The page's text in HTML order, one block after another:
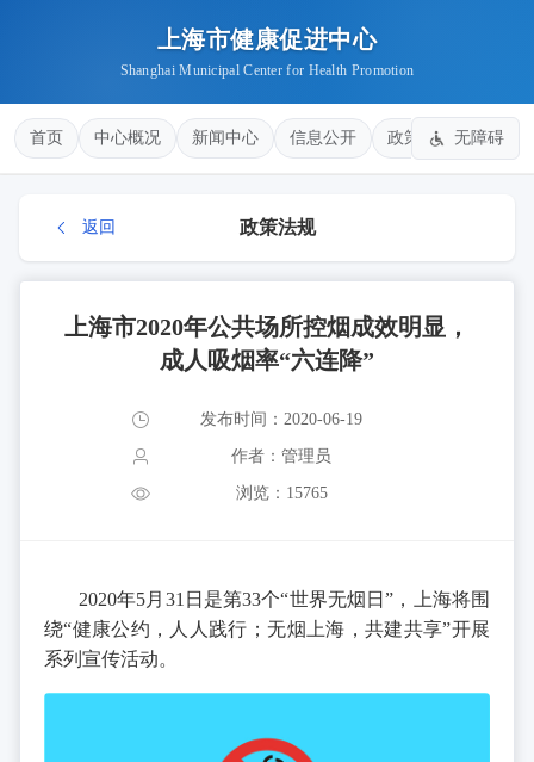
上海市健康促进中心
Shanghai Municipal Center for Health Promotion
首页 中心概况 新闻中心 信息公开 政策法规 健康
无障碍
返回 政策法规
上海市2020年公共场所控烟成效明显，
成人吸烟率“六连降”
发布时间：2020-06-19
作者：管理员
浏览：15765
2020年5月31日是第33个“世界无烟日”，上海将围
绕“健康公约，人人践行；无烟上海，共建共享”开展
系列宣传活动。